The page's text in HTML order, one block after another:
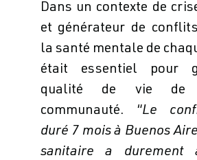
Dans un contexte de
et générateur de
la santé mentale de
était essentiel pour
qualité de vie de
communauté. “Le
duré 7 mois à Buenos
sanitaire a durement